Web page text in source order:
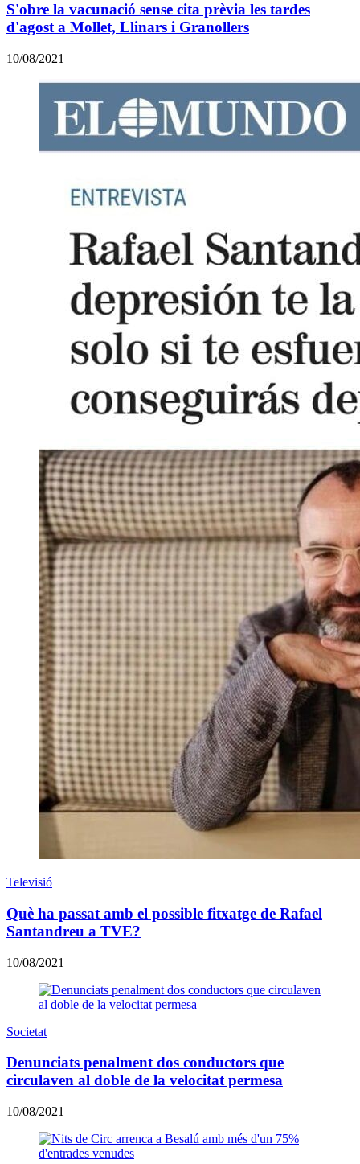
S'obre la vacunació sense cita prèvia les tardes
d'agost a Mollet, Llinars i Granollers
10/08/2021
Televisió
Què ha passat amb el possible fitxatge de Rafael
Santandreu a TVE?
10/08/2021
Societat
Denunciats penalment dos conductors que
circulaven al doble de la velocitat permesa
10/08/2021